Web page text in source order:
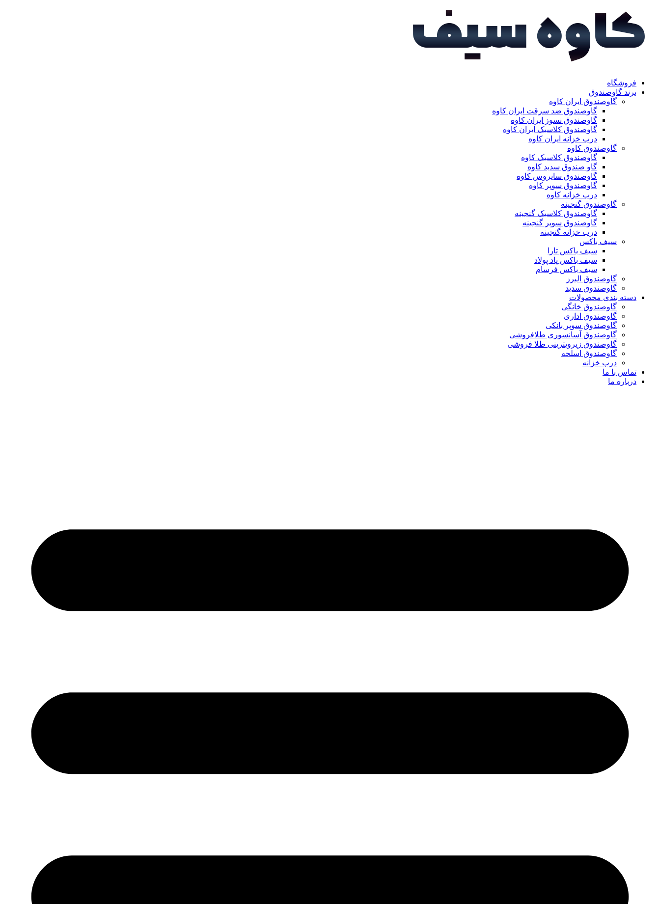
فروشگاه
برند گاوصندوق
گاوصندوق ایران کاوه
گاوصندوق ضد سرقت ایران کاوه
گاوصندوق نسوز ایران کاوه
گاوصندوق کلاسیک ایران کاوه
درب خزانه ایران کاوه
گاوصندوق کاوه
گاوصندوق کلاسیک کاوه
گاو صندوق سدید کاوه
گاوصندوق سایروس کاوه
گاوصندوق سوپر کاوه
درب خزانه کاوه
گاوصندوق گنجینه
گاوصندوق کلاسیک گنجینه
گاوصندوق سوپر گنجینه
درب خزانه گنجینه
سیف باکس
سیف باکس تارا
سیف باکس پاد پولاد
سیف باکس فرسام
گاوصندوق البرز
گاوصندوق سدید
دسته بندی محصولات
گاوصندوق خانگی
گاوصندوق اداری
گاوصندوق سوپر بانکی
گاوصندوق آسانسوری طلافروشی
گاوصندوق زیرویترینی طلا فروشی
گاوصندوق اسلحه
درب خزانه
تماس با ما
درباره ما